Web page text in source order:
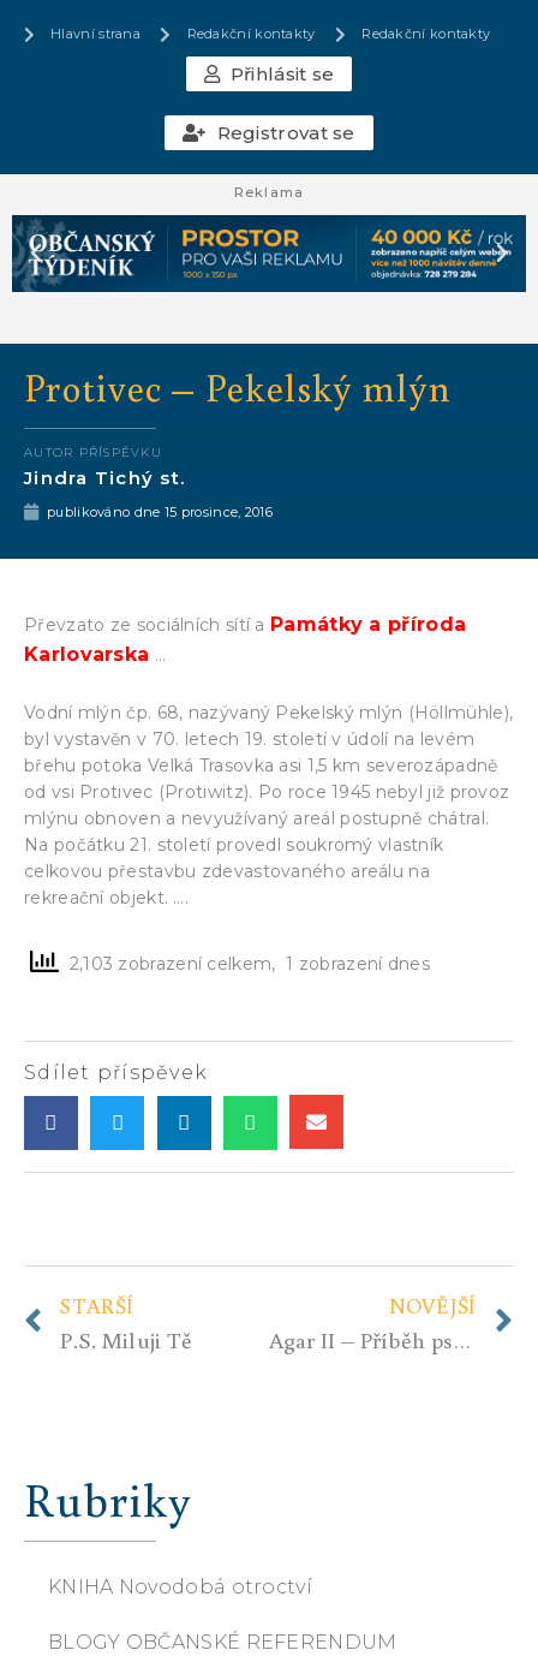
Hlavní strana Redakční kontakty Redakční kontakty
Přihlásit se
Registrovat se
Reklama
Protivec – Pekelský mlýn
AUTOR PŘÍSPĚVKU
Jindra Tichý st.
publikováno dne 15 prosince, 2016
Převzato ze sociálních sítí a Památky a příroda
Karlovarska …
Vodní mlýn čp. 68, nazývaný Pekelský mlýn (Höllmühle),
byl vystavěn v 70. letech 19. století v údolí na levém
břehu potoka Velká Trasovka asi 1,5 km severozápadně
od vsi Protivec (Protiwitz). Po roce 1945 nebyl již provoz
mlýnu obnoven a nevyužívaný areál postupně chátral.
Na počátku 21. století provedl soukromý vlastník
celkovou přestavbu zdevastovaného areálu na
rekreační objekt. ….
2,103 zobrazení celkem, 1 zobrazení dnes
Sdílet příspěvek
STARŠÍ
P.S. Miluji Tě
NOVĚJŠÍ
Agar II – Příběh psa – 2. den
Rubriky
KNIHA Novodobá otroctví
BLOGY OBČANSKÉ REFERENDUM